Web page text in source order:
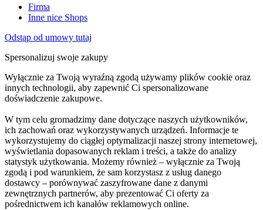
Firma
Inne nice Shops
Odstąp od umowy tutaj
Spersonalizuj swoje zakupy
Wyłącznie za Twoją wyraźną zgodą używamy plików cookie oraz
innych technologii, aby zapewnić Ci spersonalizowane
doświadczenie zakupowe.
W tym celu gromadzimy dane dotyczące naszych użytkowników,
ich zachowań oraz wykorzystywanych urządzeń. Informacje te
wykorzystujemy do ciągłej optymalizacji naszej strony internetowej,
wyświetlania dopasowanych reklam i treści, a także do analizy
statystyk użytkowania. Możemy również – wyłącznie za Twoją
zgodą i pod warunkiem, że sam korzystasz z usług danego
dostawcy – porównywać zaszyfrowane dane z danymi
zewnętrznych partnerów, aby prezentować Ci oferty za
pośrednictwem ich kanałów reklamowych online.